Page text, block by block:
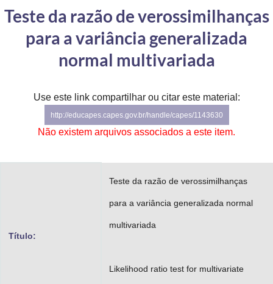
Controladoria-Geral da União
Ministério da Mulher, da Família e dos Direitos Humanos
Secretaria de Governo
Gabinete de Segurança Institucional
Teste da razão de verossimilhanças
para a variância generalizada
normal multivariada
Use este link compartilhar ou citar este material:
http://educapes.capes.gov.br/handle/capes/1143630
Não existem arquivos associados a este item.
Título:
Teste da razão de verossimilhanças
para a variância generalizada normal
multivariada
Likelihood ratio test for multivariate